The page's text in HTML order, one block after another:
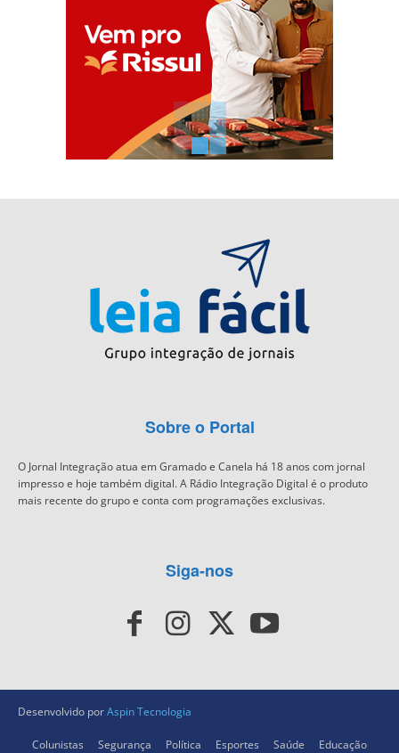
Sobre o Portal
O Jornal Integração atua em Gramado e Canela há 18 anos com jornal
impresso e hoje também digital. A Rádio Integração Digital é o produto
mais recente do grupo e conta com programações exclusivas.
Siga-nos
Desenvolvido porAspin Tecnologia
Colunistas Segurança Política Esportes Saúde Educação